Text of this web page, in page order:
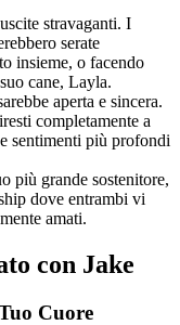
stravaganti. I
serate
insieme, o facendo
cane, Layla.
aperta e sincera.
completamente a
sentimenti più profondi
più grande sostenitore,
dove entrambi vi
amati.
con Jake
Cuore